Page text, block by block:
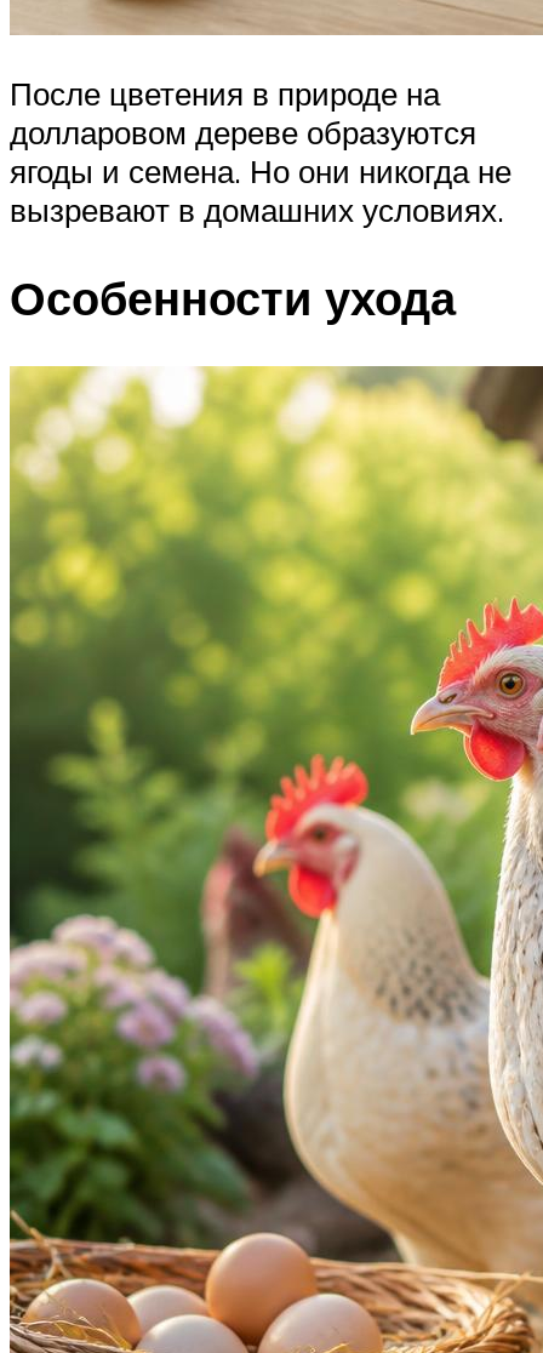
После цветения в природе на
долларовом дереве образуются
ягоды и семена. Но они никогда не
вызревают в домашних условиях.
Особенности ухода